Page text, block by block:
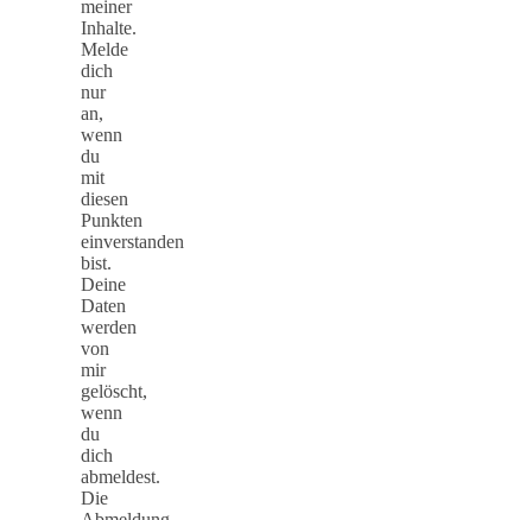
meiner
Inhalte.
Melde
dich
nur
an,
wenn
du
mit
diesen
Punkten
einverstanden
bist.
Deine
Daten
werden
von
mir
gelöscht,
wenn
du
dich
abmeldest.
Die